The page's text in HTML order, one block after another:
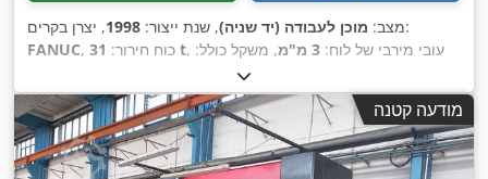
מצב: מוכן לעבודה (יד שניה), שנת ייצור: 1998
, יצרן בקרים:
FANUC
, כוח חירור: 31 t , עובי מירבי של לוח: 3 מ"מ
, משקל כולל:
נסיעה בציר X:
4,000 מ"מ, מרחק תנועה בציר Y: 1,270 מ"מ, אורך
מוצר (מקסימום):8,300 מ"מ , מספר צירים:2 , מודעה קטנה